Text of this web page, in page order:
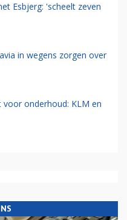
Esbjerg: 'scheelt zeven
in wegens zorgen over
voor onderhoud: KLM en